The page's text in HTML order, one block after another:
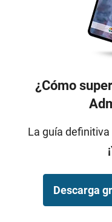
¿Cómo
La guía
Descarga